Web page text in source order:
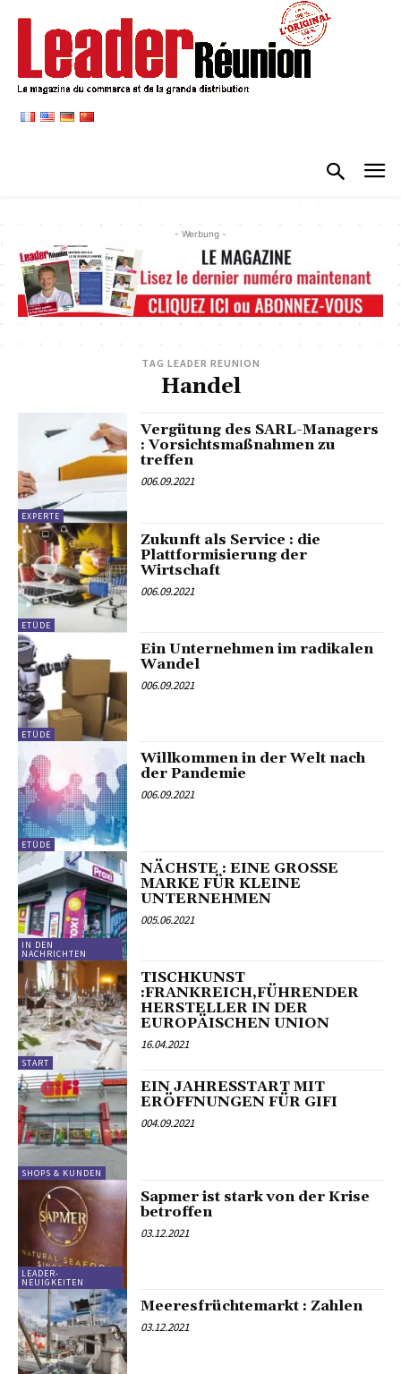
- Werbung -
TAG LEADER REUNION
Handel
EXPERTE
Vergütung des SARL-Managers
: Vorsichtsmaßnahmen zu
treffen
006.09.2021
ETÜDE
Zukunft als Service : die
Plattformisierung der
Wirtschaft
006.09.2021
ETÜDE
Ein Unternehmen im radikalen
Wandel
006.09.2021
ETÜDE
Willkommen in der Welt nach
der Pandemie
006.09.2021
IN DEN
NACHRICHTEN
NÄCHSTE : EINE GROSSE
MARKE FÜR KLEINE
UNTERNEHMEN
005.06.2021
START
TISCHKUNST
:FRANKREICH,FÜHRENDER
HERSTELLER IN DER
EUROPÄISCHEN UNION
16.04.2021
SHOPS & KUNDEN
EIN JAHRESSTART MIT
ERÖFFNUNGEN FÜR GIFI
004.09.2021
LEADER-
NEUIGKEITEN
Sapmer ist stark von der Krise
betroffen
03.12.2021
Meeresfrüchtemarkt : Zahlen
03.12.2021